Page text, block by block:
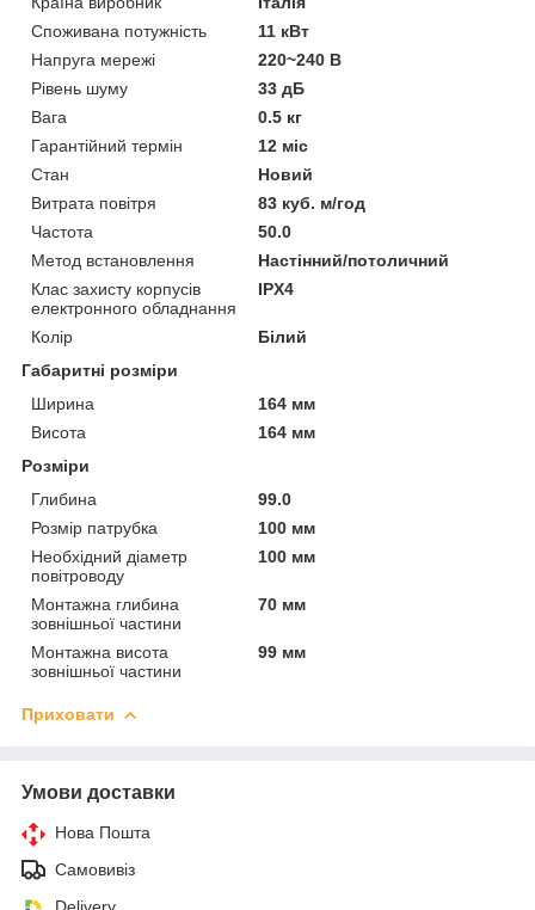
Споживана потужність
11 кВт
Напруга мережі
220~240 В
Рівень шуму
33 дБ
Вага
0.5 кг
Гарантійний термін
12 міс
Стан
Новий
Витрата повітря
83 куб. м/год
Частота
50.0
Метод встановлення
Настінний/потоличний
Клас захисту корпусів
електронного обладнання
IPХ4
Колір
Білий
Габаритні розміри
Ширина
164 мм
Висота
164 мм
Розміри
Глибина
99.0
Розмір патрубка
100 мм
Необхідний діаметр
повітроводу
100 мм
Монтажна глибина
зовнішньої частини
70 мм
Монтажна висота
зовнішньої частини
99 мм
Приховати
Умови доставки
Нова Пошта
Самовивіз
Delivery